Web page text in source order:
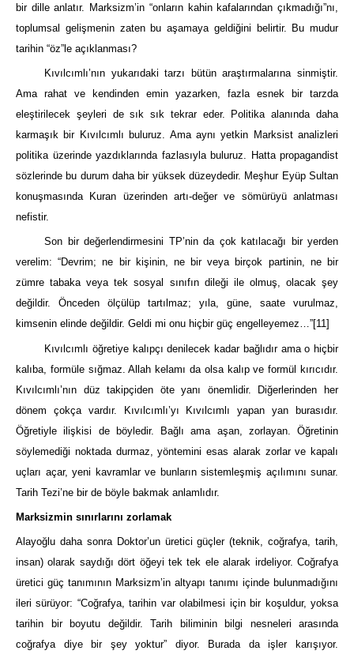
bir dille anlatır. Marksizm’in “onların kahin kafalarından çıkmadığı”nı,
toplumsal gelişmenin zaten bu aşamaya geldiğini belirtir. Bu mudur
tarihin “öz”le açıklanması?
Kıvılcımlı’nın yukarıdaki tarzı bütün araştırmalarına sinmiştir.
Ama rahat ve kendinden emin yazarken, fazla esnek bir tarzda
eleştirilecek şeyleri de sık sık tekrar eder. Politika alanında daha
karmaşık bir Kıvılcımlı buluruz. Ama aynı yetkin Marksist analizleri
politika üzerinde yazdıklarında fazlasıyla buluruz. Hatta propagandist
sözlerinde bu durum daha bir yüksek düzeydedir. Meşhur Eyüp Sultan
konuşmasında Kuran üzerinden artı-değer ve sömürüyü anlatması
nefistir.
Son bir değerlendirmesini TP’nin da çok katılacağı bir yerden
verelim: “Devrim; ne bir kişinin, ne bir veya birçok partinin, ne bir
zümre tabaka veya tek sosyal sınıfın dileği ile olmuş, olacak şey
değildir. Önceden ölçülüp tartılmaz; yıla, güne, saate vurulmaz,
kimsenin elinde değildir. Geldi mi onu hiçbir güç engelleyemez…”[11]
Kıvılcımlı öğretiye kalıpçı denilecek kadar bağlıdır ama o hiçbir
kalıba, formüle sığmaz. Allah kelamı da olsa kalıp ve formül kırıcıdır.
Kıvılcımlı’nın düz takipçiden öte yanı önemlidir. Diğerlerinden her
dönem çokça vardır. Kıvılcımlı’yı Kıvılcımlı yapan yan burasıdır.
Öğretiyle ilişkisi de böyledir. Bağlı ama aşan, zorlayan. Öğretinin
söylemediği noktada durmaz, yöntemini esas alarak zorlar ve kapalı
uçları açar, yeni kavramlar ve bunların sistemleşmiş açılımını sunar.
Tarih Tezi’ne bir de böyle bakmak anlamlıdır.
Marksizmin sınırlarını zorlamak
Alayoğlu daha sonra Doktor’un üretici güçler (teknik, coğrafya, tarih,
insan) olarak saydığı dört öğeyi tek tek ele alarak irdeliyor. Coğrafya
üretici güç tanımının Marksizm’in altyapı tanımı içinde bulunmadığını
ileri sürüyor: “Coğrafya, tarihin var olabilmesi için bir koşuldur, yoksa
tarihin bir boyutu değildir. Tarih biliminin bilgi nesneleri arasında
coğrafya diye bir şey yoktur” diyor. Burada da işler karışıyor.